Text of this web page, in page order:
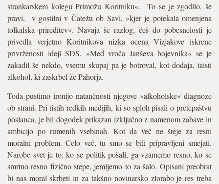
strankarskem kolegu Primožu Koritniku«. To se je zgodilo, še
pravi, v gostilni v Čatežu ob Savi, »kjer je potekala omenjena
tolkalska prireditev«. Navaja še razlog, češ do pobesnelosti je
privedla verjetno Koritnikova nizka ocena Vizjakove iskrene
privrženosti ideji SDS. »Med vroča Janševa bojevnika« se je
zakadil še nekdo, vsemu skupaj pa je botroval, kot dodaja, taisti
alkohol, ki zaskrbel že Pahorja.
Toda pustimo ironijo natančnosti njegove »alkoholske« diagnoze
ob strani. Pri tistih redkih medijih, ki so sploh pisali o pretepaštvu
poslanca, je bil dogodek prikazan izključno z namenom zabave in
ambicijo po rumenih vsebinah. Kot da več ne šteje za resni
moralni problem. Celo več, tu smo se bili pripravljeni smejati.
Narobe svet je to: ko se politik pošali, ga vzamemo resno, ko se
smrtno resno fizično stepe, jemljemo to za šalo. Opisani preobrat
bi nas moral skrbeti in za takšno novinarsko zlorabo je res treba